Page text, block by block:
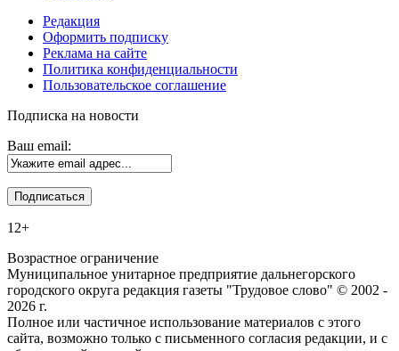
Редакция
Оформить подписку
Реклама на сайте
Политика конфиденциальности
Пользовательское соглашение
Подписка на новости
Ваш email:
12+
Возрастное ограничение
Муниципальное унитарное предприятие дальнегорского
городского округа редакция газеты "Трудовое слово" © 2002 -
2026 г.
Полное или частичное использование материалов с этого
сайта, возможно только с письменного согласия редакции, и с